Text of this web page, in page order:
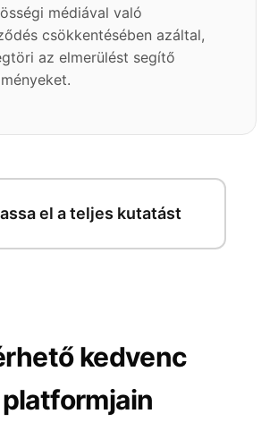
médiával való
csökkentésében azáltal,
az elmerülést segítő
el a teljes kutatást
kedvenc
platformjain